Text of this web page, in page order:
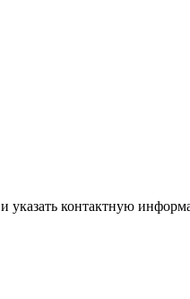
и указать контактную